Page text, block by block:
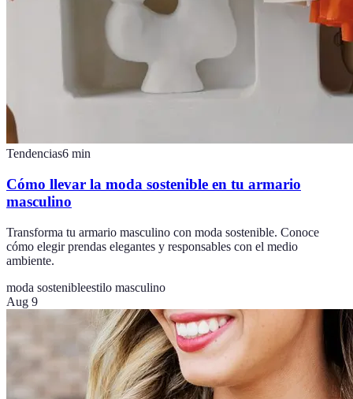
Tendencias6 min
Cómo llevar la moda sostenible en tu armario
masculino
Transforma tu armario masculino con moda sostenible. Conoce
cómo elegir prendas elegantes y responsables con el medio
ambiente.
moda sostenibleestilo masculino
Aug 9